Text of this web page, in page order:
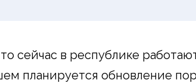
сейчас в республике
планируется обновление